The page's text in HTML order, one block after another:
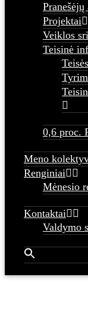
Pranešėjų
Projektai
Veiklos
Teisinė
0,6 proc.
Meno
Renginiai
Mėnesio
Kontaktai
Valdymo